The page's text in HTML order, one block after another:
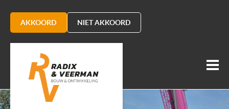
AKKOORD NIET AKKOORD